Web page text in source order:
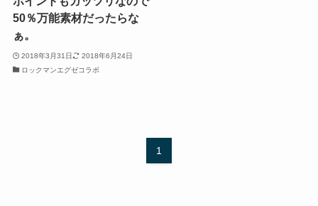
50％万能素材だったらな
ぁ。
2018年3月31日
2018年6月24日
ロックマンエグゼコラボ
1